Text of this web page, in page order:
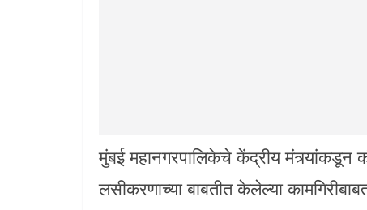
मुंबई महानगरपालिकेचे केंद्रीय मंत्र्यांकडून
लसीकरणाच्या बाबतीत केलेल्या